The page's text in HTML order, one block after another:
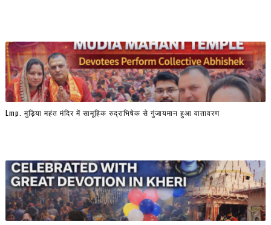
Lmp. मुड़िया महंत मंदिर में सामूहिक रुद्राभिषेक से गुंजायमान हुआ वातावरण